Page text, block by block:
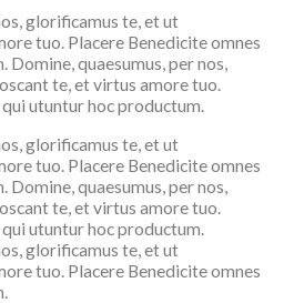
glorificamus te, et ut
tuo. Placere Benedicite omnes
quaesumus, per nos,
te, et virtus amore tuo.
utuntur hoc productum.
glorificamus te, et ut
tuo. Placere Benedicite omnes
quaesumus, per nos,
te, et virtus amore tuo.
utuntur hoc productum.
glorificamus te, et ut
tuo. Placere Benedicite omnes